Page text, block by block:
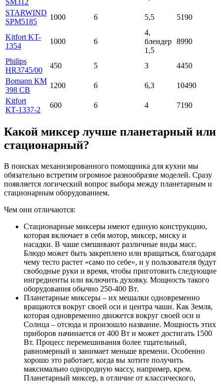
STARWIND
SPM5185
1000 6 5,5 5190
Kitfort KT-
1354
1000 6
4,
блендер
1,5
8990
Philips
HR3745/00
450 5 3
4450
Bomann KM
398 CB
1200 6 6,3
10490
Kitfort
КТ-1337-2
600 6 4 7190
Какой миксер лучше планетарный или
стационарный?
В поисках механизированного помощника для кухни мы
обязательно встретим огромное разнообразие моделей. Сразу
появляется логический вопрос выбора между планетарным и
стационарным оборудованием.
Чем они отличаются:
Стационарные миксеры имеют единую конструкцию,
которая включает в себя мотор, миксер, миску и
насадки. В чаше смешивают различные виды масс.
Блюдо может быть закреплено или вращаться, благодаря
чему тесто растет «само по себе», и у пользователя будут
свободные руки и время, чтобы приготовить следующие
ингредиенты или включить духовку. Мощность такого
оборудования обычно 250-400 Вт.
Планетарные миксеры – их мешалки одновременно
вращаются вокруг своей оси и центра чаши. Как Земля,
которая одновременно движется вокруг своей оси и
Солнца – отсюда и произошло название. Мощность этих
приборов начинается от 400 Вт и может достигать 1500
Вт. Процесс перемешивания более тщательный,
равномерный и занимает меньше времени. Особенно
хорошо это работает, когда вы хотите получить
максимально однородную массу, например, крем.
Планетарный миксер, в отличие от классического,